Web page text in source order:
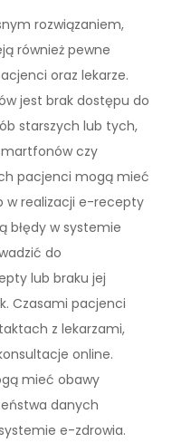
rozwiązaniem,
również pewne
oraz lekarze.
jest brak dostępu do
starszych lub tych,
czy
pacjenci mogą mieć
w realizacji e-recepty
błędy w systemie
do
lub braku jej
Czasami pacjenci
z lekarzami,
online.
mieć obawy
danych
e-zdrowia.